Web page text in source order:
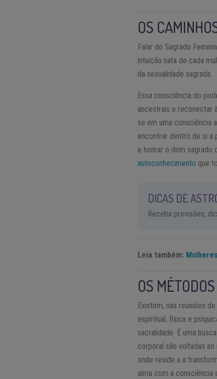
OS
Falar do Sagrado
intuição nata de cada
da sexualidade sagrada.
Essa consciência do
ancestrais e reconectar
se em uma consciência
encontrar dentro de si a
e honrar o dom sagrado
autoconhecimento que
DICAS DE
Receba previsões,
Leia também:
OS
Existem, nas reuniões
espiritual, física e
sacralidade. É uma
corporal são voltadas
onde reside a a
alma com a consciência